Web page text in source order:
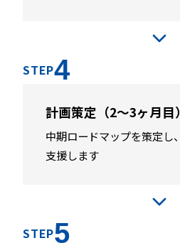
STEP4
計画策定（2〜3ヶ月目）
中期ロードマップを策定し
支援します
STEP5